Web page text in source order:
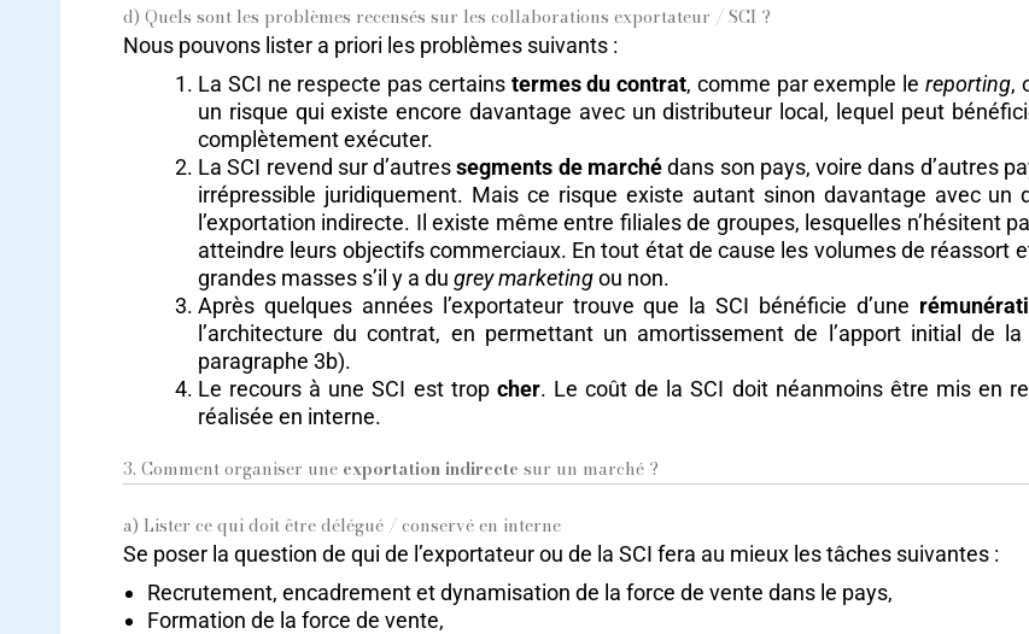
d) Quels sont les problèmes recensés sur les collaborations exportateur / SCI ?
Nous pouvons lister a priori les problèmes suivants :
La SCI ne respecte pas certains termes du contrat, comme par exemple le reporting,
un risque qui existe encore davantage avec un distributeur local, lequel peut
complètement exécuter.
La SCI revend sur d’autressegments de marchédans son pays, voire dans d’autres
irrépressible juridiquement. Mais ce risque existe autant sinon davantage avec un
l’exportation indirecte. Il existe même entre filiales de groupes, lesquelles n’hésitent
atteindre leurs objectifs commerciaux. En tout état de cause les volumes de réassort
grandes masses s’il y a du grey marketingou non.
Après quelques années l’exportateur trouve que la SCI bénéficie d’une
l’architecture du contrat, en permettant un amortissement de l’apport initial de
paragraphe 3b).
Le recours à une SCI est trop cher. Le coût de la SCI doit néanmoins être mis en
réalisée en interne.
3. Comment organiser une exportation indirecte sur un marché ?
a) Lister ce qui doit être délégué / conservé en interne
Se poser la question de qui de l’exportateur ou de la SCI fera au mieux les tâches suivantes :
Recrutement, encadrement et dynamisation de la force de vente dans le pays,
Formation de la force de vente,